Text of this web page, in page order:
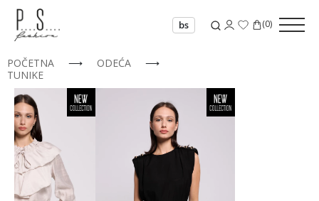
bs (0)
POČETNA ⟶ ODEĆA
⟶
TUNIKE